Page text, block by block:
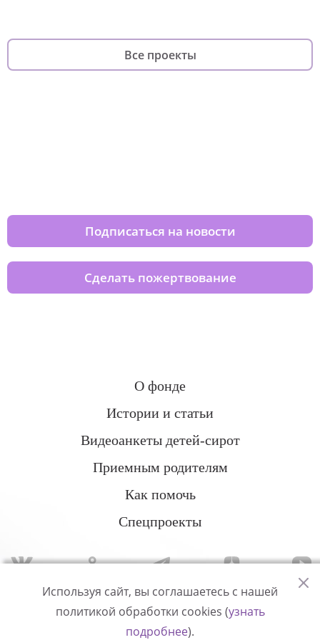
Все проекты
Подписаться на новости
Сделать пожертвование
О фонде
Истории и статьи
Видеоанкеты детей-сирот
Приемным родителям
Как помочь
Спецпроекты
Политика конфиденциальности
Используя сайт, вы соглашаетесь с нашей
политикой обработки cookies (узнать
подробнее).